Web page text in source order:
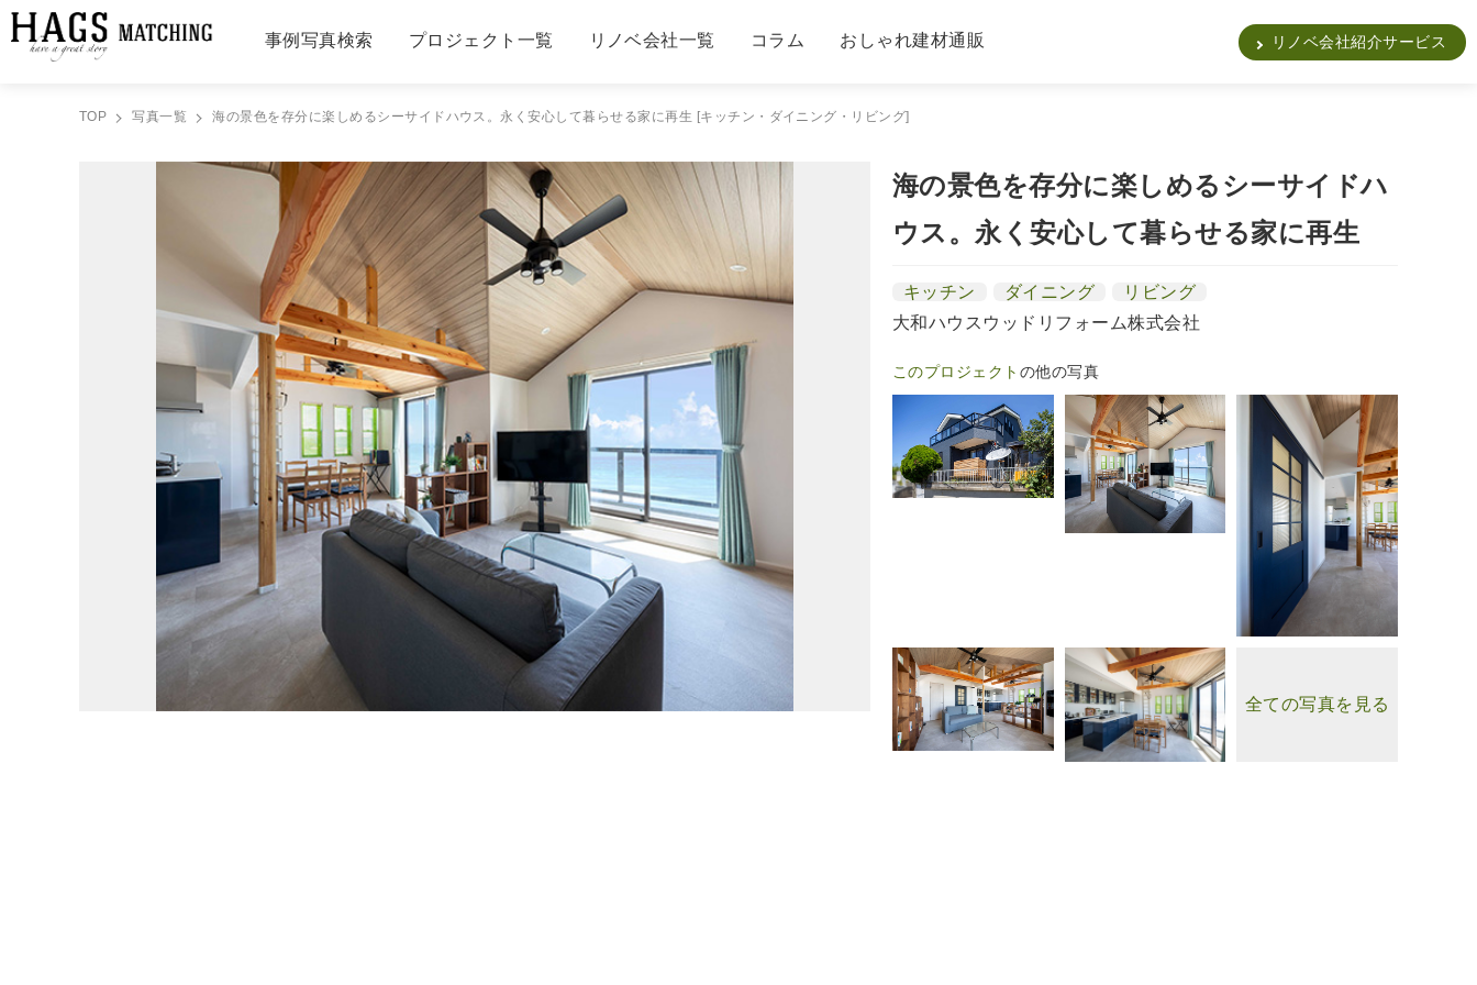
事例写真検索 プロジェクト一覧 リノベ会社一覧 コラム おしゃれ建材通販 リノベ会社紹介サービス
TOP 写真一覧 海の景色を存分に楽しめるシーサイドハウス。永く安心して暮らせる家に再生 [キッチン・ダイニング・リビング]
海の景色を存分に楽しめるシーサイドハ
ウス。永く安心して暮らせる家に再生
キッチン ダイニング
リビング
大和ハウスウッドリフォーム株式会社
このプロジェクト の他の写真
全ての写真を見る